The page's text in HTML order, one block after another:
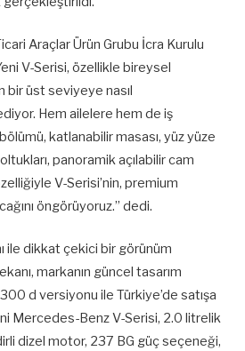
Araçlar Ürün Grubu İcra Kurulu
V-Serisi, özellikle bireysel
bir üst seviyeye nasıl
Hem ailelere hem de iş
katlanabilir masası, yüz yüze
panoramik açılabilir cam
V-Serisi’nin, premium
öngörüyoruz.” dedi.
ile dikkat çekici bir görünüm
markanın güncel tasarım
300 d versiyonu ile Türkiye’de satışa
Mercedes-Benz V-Serisi, 2.0 litrelik
dizel motor, 237 BG güç seçeneği,